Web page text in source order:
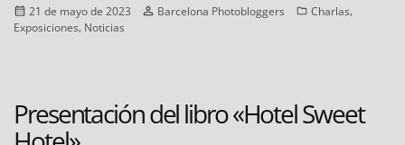
Publicado
el
21 de mayo de 2023 Autor
Barcelona Photobloggers Categorías
Charlas,
Exposiciones, Noticias
Presentación del libro «Hotel Sweet